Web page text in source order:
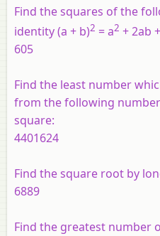
Find the squares of the
identity (a + b)2 =a2 + 2ab +
605
Find the least number
from the following
square:
4401624
Find the square root by
6889
Find the greatest number